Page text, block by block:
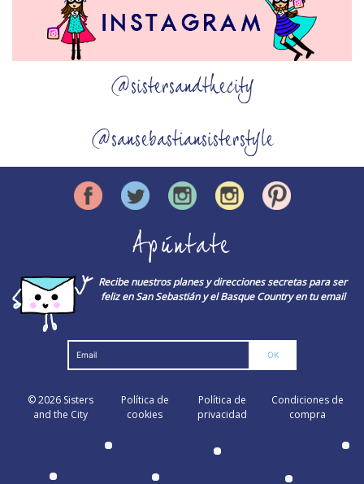
@sistersandthecity
@sansebastiansisterstyle
Apúntate
Recibe nuestros planes y direcciones secretas para ser
feliz en San Sebastián y el Basque Country en tu email
© 2026 Sisters
and the City
Política de
cookies
Política de
privacidad
Condiciones de
compra